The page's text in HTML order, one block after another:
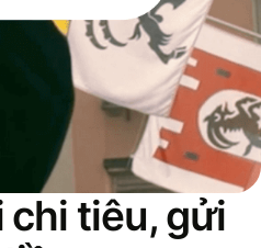
chi tiêu, gửi